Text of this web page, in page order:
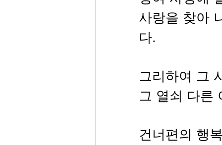
사랑을 찾아
다.
그리하여 그
그 열쇠 다른
건너편의 행